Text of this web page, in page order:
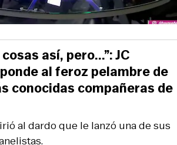
al dardo que le lanzó una de sus
así, pero...”: JC
al feroz pelambre de
conocidas compañeras de